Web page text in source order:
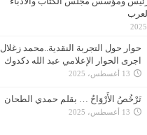
حوار حول التجربة النقدية..محمد زغلال
اجرى الحوار الإعلامي عبد الله دكدوك
13 أغسطس، 2025
تَرْخُصُ الأَرْوَاحُ … بقلم حمدي الطحان
13 أغسطس، 2025